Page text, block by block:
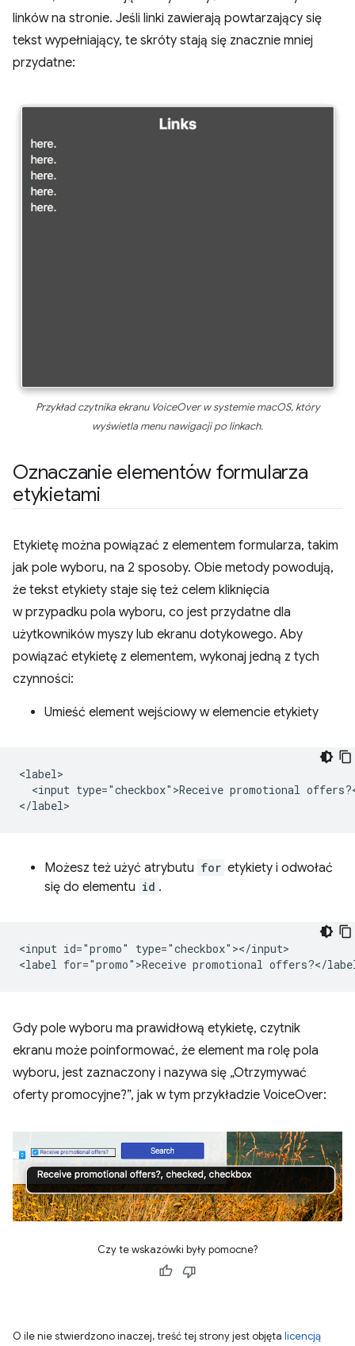
linków na stronie. Jeśli linki zawierają powtarzający się
tekst wypełniający, te skróty stają się znacznie mniej
przydatne:
Przykład czytnika ekranu VoiceOver w systemie macOS, który
wyświetla menu nawigacji po linkach.
Oznaczanie elementów formularza
etykietami
Etykietę można powiązać z elementem formularza, takim
jak pole wyboru, na 2 sposoby. Obie metody powodują,
że tekst etykiety staje się też celem kliknięcia
w przypadku pola wyboru, co jest przydatne dla
użytkowników myszy lub ekranu dotykowego. Aby
powiązać etykietę z elementem, wykonaj jedną z tych
czynności:
Umieść element wejściowy w elemencie etykiety
<label>
<input type="checkbox">Receive promotional
Możesz też użyć atrybutu for etykiety i odwołać
się do elementu id .
<input id="promo" type="checkbox"></input>
Gdy pole wyboru ma prawidłową etykietę, czytnik
ekranu może poinformować, że element ma rolę pola
wyboru, jest zaznaczony i nazywa się „Otrzymywać
oferty promocyjne?”, jak w tym przykładzie VoiceOver:
Czy te wskazówki były pomocne?
O ile nie stwierdzono inaczej, treść tej strony jest objęta licencją